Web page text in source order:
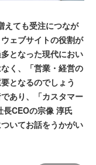
ても受注につなが
ェブサイトの役割が
となった現代におい
く、「営業・経営の
となるのでしょう
あり、「カスタマー
長CEOの宗像 淳氏
いてお話をうかがい